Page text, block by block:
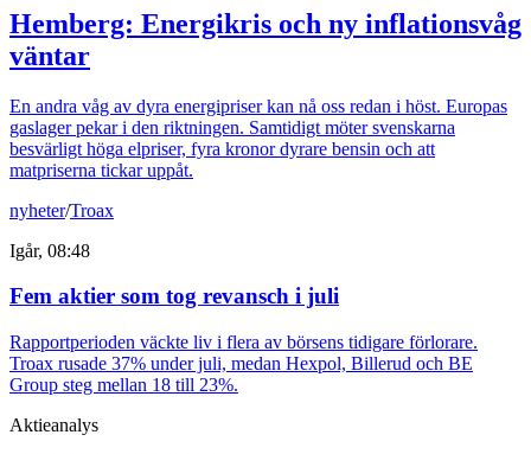
Hemberg: Energikris och ny inflationsvåg
väntar
En andra våg av dyra energipriser kan nå oss redan i höst. Europas
gaslager pekar i den riktningen. Samtidigt möter svenskarna
besvärligt höga elpriser, fyra kronor dyrare bensin och att
matpriserna tickar uppåt.
nyheter/Troax
Igår, 08:48
Fem aktier som tog revansch i juli
Rapportperioden väckte liv i flera av börsens tidigare förlorare.
Troax rusade 37% under juli, medan Hexpol, Billerud och BE
Group steg mellan 18 till 23%.
Aktieanalys